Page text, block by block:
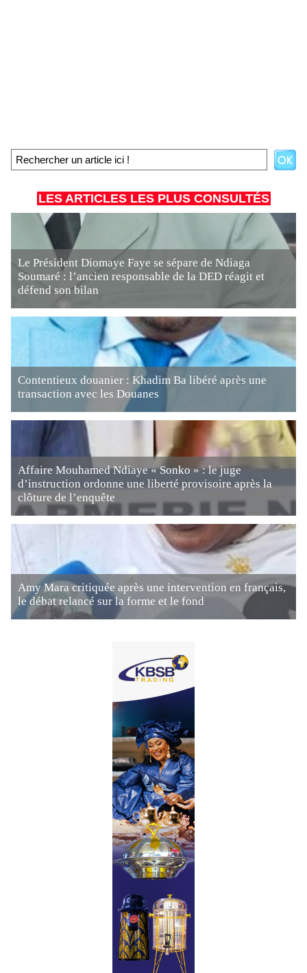
LES ARTICLES LES PLUS CONSULTÉS
Le Président Diomaye Faye se sépare de Ndiaga
Soumaré : l’ancien responsable de la DED réagit et
défend son bilan
Contentieux douanier : Khadim Ba libéré après une
transaction avec les Douanes
Affaire Mouhamed Ndiaye « Sonko » : le juge
d’instruction ordonne une liberté provisoire après la
clôture de l’enquête
Amy Mara critiquée après une intervention en français,
le débat relancé sur la forme et le fond